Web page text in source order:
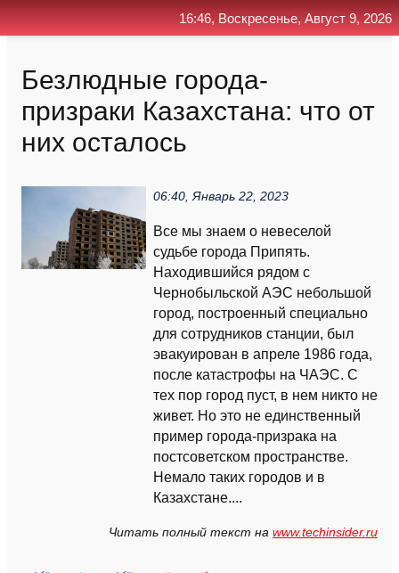
Безлюдные города-
призраки Казахстана: что от
них осталось
06:40, Январь 22, 2023
Все мы знаем о невеселой
судьбе города Припять.
Находившийся рядом с
Чернобыльской АЭС небольшой
город, построенный специально
для сотрудников станции, был
эвакуирован в апреле 1986 года,
после катастрофы на ЧАЭС. С
тех пор город пуст, в нем никто не
живет. Но это не единственный
пример города-призрака на
постсоветском пространстве.
Немало таких городов и в
Казахстане....
Читать полный текст на www.techinsider.ru
16:46, Воскресенье, Август 9, 2026